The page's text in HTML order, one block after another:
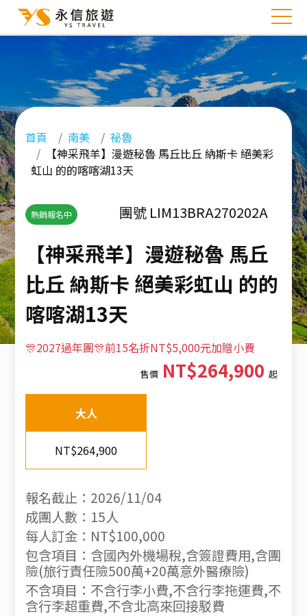
首頁 南美
祕魯
【神采飛羊】漫遊秘魯 馬丘比丘 納斯卡 絕美彩
虹山 的的喀喀湖13天
熱銷報名中 團號 LIM13BRA270202A
【神采飛羊】漫遊秘魯 馬丘
比丘 納斯卡 絕美彩虹山 的的
喀喀湖13天
🎊2027過年團🎊前15名折NT$5,000元加贈小費
售價NT$264,900 起
大人
NT$264,900
報名截止：2026/11/04
成團人數：15人
每人訂金：NT$100,000
包含項目：含國內外機場稅,含簽證費用,含團
險(旅行責任險500萬+20萬意外醫療險)
不含項目：不含行李小費,不含行李拖運費,不
含行李超重費,不含北高來回接駁費